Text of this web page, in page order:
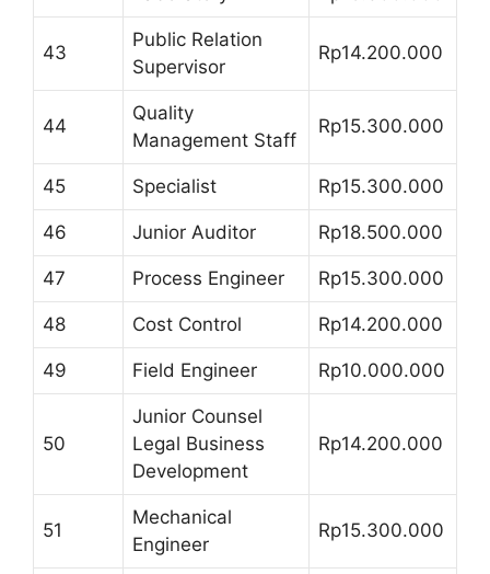
43
Public Relation
Supervisor
Rp14.200.000
44
Quality
Management Staff
Rp15.300.000
45 Specialist Rp15.300.000
46 Junior Auditor Rp18.500.000
47 Process Engineer Rp15.300.000
48 Cost Control Rp14.200.000
49 Field Engineer Rp10.000.000
50
Junior Counsel
Legal Business
Development
Rp14.200.000
51
Mechanical
Engineer
Rp15.300.000